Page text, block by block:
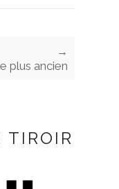
→
plus ancien
TIROIR